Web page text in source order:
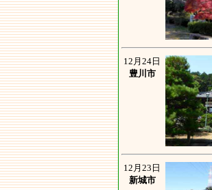
12月24日
豊川市
12月23日
新城市